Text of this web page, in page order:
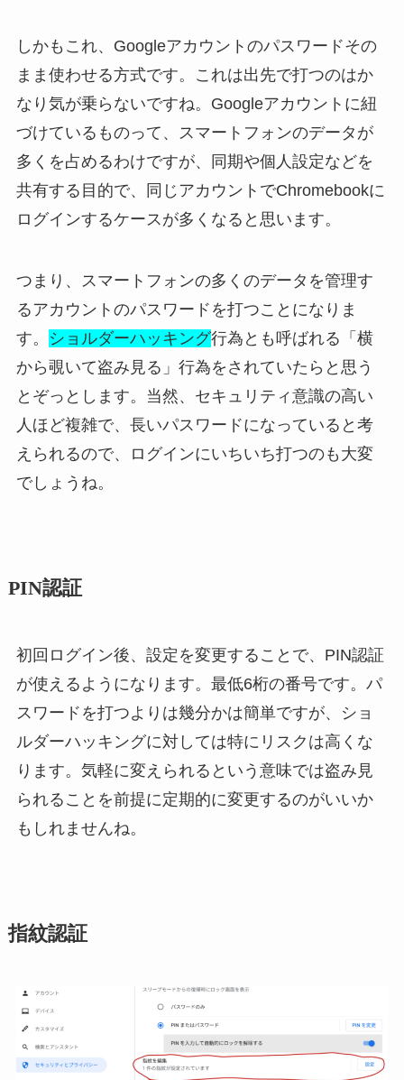
しかもこれ、Googleアカウントのパスワードその
まま使わせる方式です。これは出先で打つのはか
なり気が乗らないですね。Googleアカウントに紐
づけているものって、スマートフォンのデータが
多くを占めるわけですが、同期や個人設定などを
共有する目的で、同じアカウントでChromebookに
ログインするケースが多くなると思います。
つまり、スマートフォンの多くのデータを管理す
るアカウントのパスワードを打つことになりま
す。
ショルダーハッキング行為とも呼ばれる「横
から覗いて盗み見る」行為をされていたらと思う
とぞっとします。当然、セキュリティ意識の高い
人ほど複雑で、長いパスワードになっていると考
えられるので、ログインにいちいち打つのも大変
でしょうね。
PIN認証
初回ログイン後、設定を変更することで、PIN認証
が使えるようになります。最低6桁の番号です。パ
スワードを打つよりは幾分かは簡単ですが、ショ
ルダーハッキングに対しては特にリスクは高くな
ります。気軽に変えられるという意味では盗み見
られることを前提に定期的に変更するのがいいか
もしれませんね。
指紋認証